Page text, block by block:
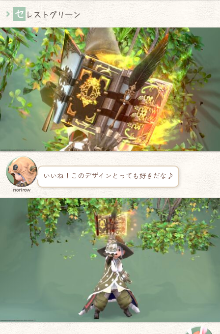
セ レストグリーン
norirow
いいね！このデザインとっても好きだな♪